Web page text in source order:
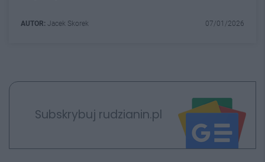
AUTOR: Jacek Skorek 07/01/2026
Subskrybuj rudzianin.pl